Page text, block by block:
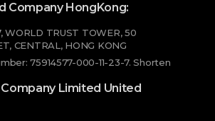
Company HongKong:
WORLD TRUST TOWER, 50
CENTRAL, HONG KONG
75914577-000-11-23-7. Shorten
Limited United